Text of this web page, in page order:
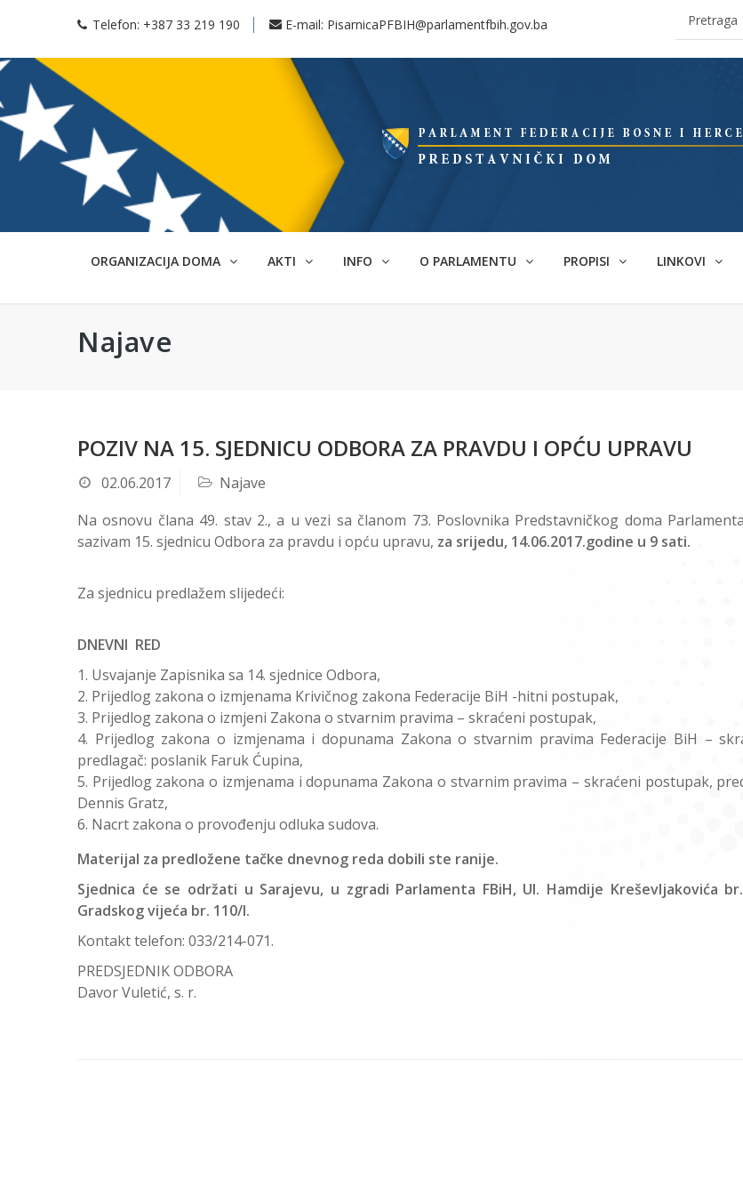
Telefon: +387 33 219 190 E-mail: PisarnicaPFBIH@parlamentfbih.gov.ba
ORGANIZACIJA DOMA AKTI INFO O PARLAMENTU PROPISI LINKOVI
Najave
POZIV NA 15. SJEDNICU ODBORA ZA PRAVDU I OPĆU UPRAVU
02.06.2017
Najave
Na osnovu člana 49. stav 2., a u vezi sa članom 73. Poslovnika Predstavničkog doma
sazivam 15. sjednicu Odbora za pravdu i opću upravu, za srijedu, 14.06.2017.godine u 9 sati.
Za sjednicu predlažem slijedeći:
DNEVNI RED
Usvajanje Zapisnika sa 14. sjednice Odbora,
Prijedlog zakona o izmjenama Krivičnog zakona Federacije BiH -hitni postupak,
Prijedlog zakona o izmjeni Zakona o stvarnim pravima – skraćeni postupak,
Prijedlog zakona o izmjenama i dopunama Zakona o stvarnim pravima Federacije BiH –
predlagač: poslanik Faruk Ćupina,
Prijedlog zakona o izmjenama i dopunama Zakona o stvarnim pravima – skraćeni postupak,
Dennis Gratz,
Nacrt zakona o provođenju odluka sudova.
Materijal za predložene tačke dnevnog reda dobili ste ranije.
Sjednica će se održati u Sarajevu, u zgradi Parlamenta FBiH, Ul. Hamdije Kreševljakovića
Gradskog vijeća br. 110/I.
Kontakt telefon: 033/214-071.
PREDSJEDNIK ODBORA
Davor Vuletić, s. r.